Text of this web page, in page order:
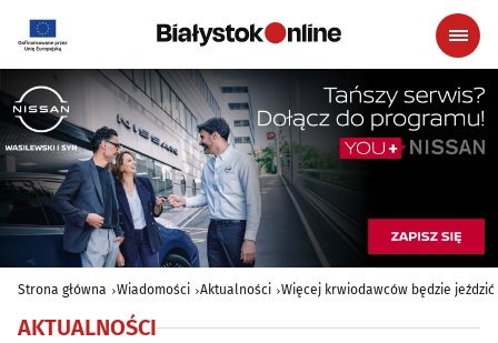
Strona główna Wiadomości Aktualności Więcej krwiodawców będzie
AKTUALNOŚCI